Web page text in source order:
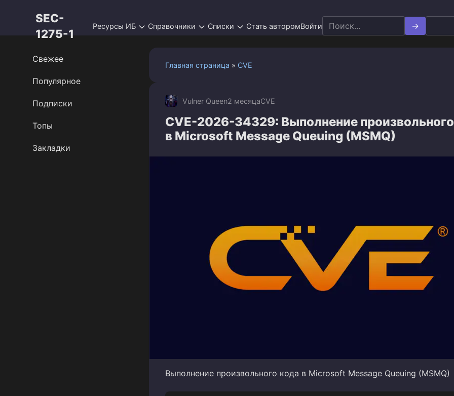
SEC-
1275-1
Ресурсы ИБ Справочники Списки Стать авторомВойти Search
for:
Главная страница » CVE
Vulner Queen2 месяцаCVE
CVE-2026-34329: Выполнение
в Microsoft Message Queuing (MSMQ)
Выполнение произвольного кода в Microsoft Message Queuing (MSMQ)
Свежее
Популярное
Подписки
Топы
Закладки